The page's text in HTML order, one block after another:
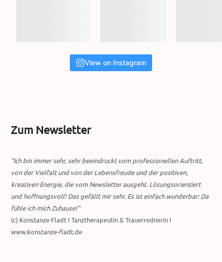
View on Instagram
Zum Newsletter
"Ich bin immer sehr, sehr beeindruckt vom professionellen Auftritt,
von der Vielfalt und von der Lebensfreude und der positiven,
kreativen Energie, die vom Newsletter ausgeht. Lösungsorientiert
und hoffnungsvoll! Das gefällt mir sehr. Es ist einfach wunderbar: Da
fühle ich mich Zuhause!"
(c) Konstanze Fladt I Tanztherapeutin & Trauerrednerin I
www.konstanze-fladt.de